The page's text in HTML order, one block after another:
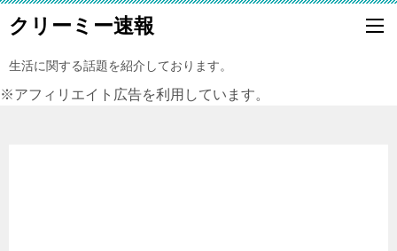
クリーミー速報
生活に関する話題を紹介しております。
※アフィリエイト広告を利用しています。